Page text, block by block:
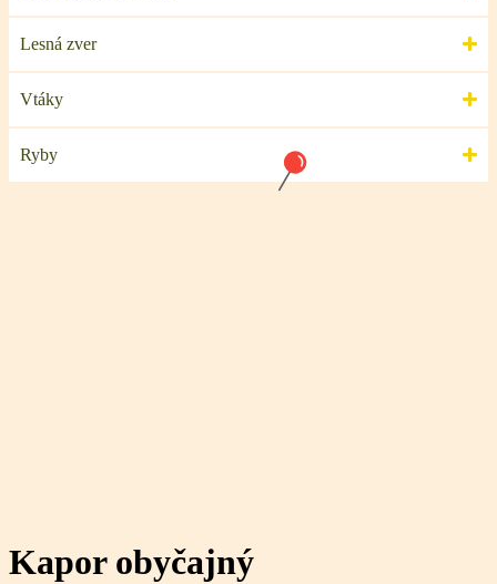
Lesná zver
Vtáky
Ryby
Kapor obyčajný